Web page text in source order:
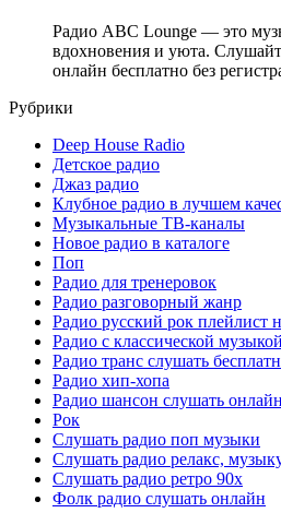
Радио ABC Lounge — это
вдохновения и уюта.
онлайн бесплатно без
Рубрики
Deep House Radio
Детское радио
Джаз радио
Клубное радио в лучшем
Музыкальные ТВ-каналы
Новое радио в каталоге
Поп
Радио для тренеровок
Радио разговорный жанр
Радио русский рок плейлист
Радио с классической музыкой
Радио транс слушать
Радио хип-хопа
Радио шансон слушать
Рок
Слушать радио поп музыки
Слушать радио релакс,
Слушать радио ретро 90х
Фолк радио слушать онлайн